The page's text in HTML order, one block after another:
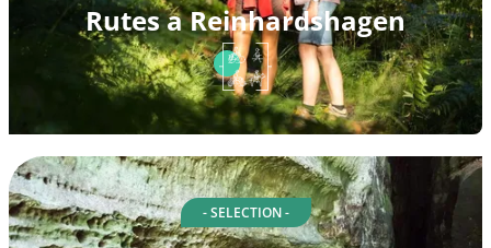
Rutes a Reinhardshagen
- SELECTION -